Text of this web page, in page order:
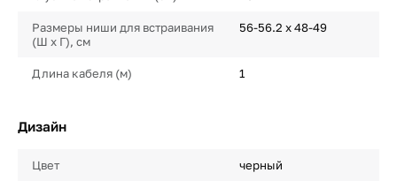
Размеры ниши для встраивания
(Ш х Г), см
56-56.2 х 48-49
Длина кабеля (м) 1
Дизайн
Цвет черный